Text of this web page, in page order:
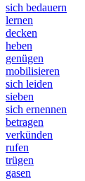
sich bedauern
lernen
decken
heben
genügen
mobilisieren
sich leiden
sieben
sich ernennen
betragen
verkünden
rufen
trügen
gasen